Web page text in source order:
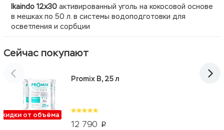
Ikaindo 12x30 активированный уголь на кокосовой основе
в мешках по 50 л. в системы водоподготовки для
осветления и сорбции
Сейчас покупают
от объёма
12 790 p
Promix B, 25 л